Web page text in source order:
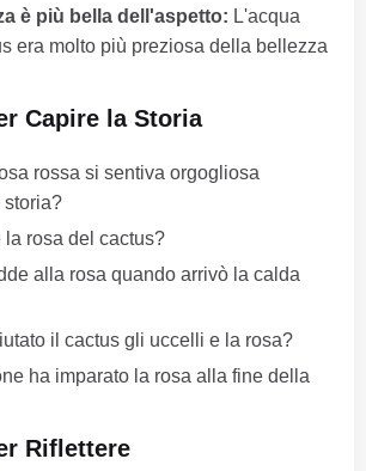
è più bella dell'aspetto: L'acqua
era molto più preziosa della bellezza
Capire la Storia
rossa si sentiva orgogliosa
la rosa del cactus?
alla rosa quando arrivò la calda
il cactus gli uccelli e la rosa?
ha imparato la rosa alla fine della
Riflettere